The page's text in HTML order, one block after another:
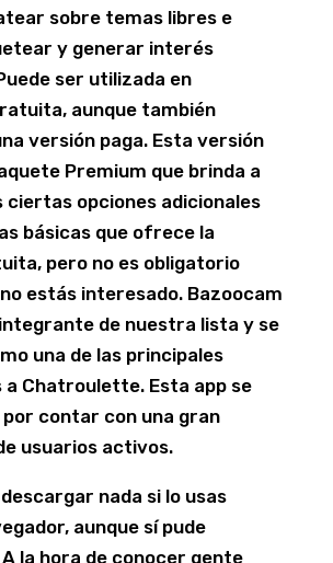
sobre temas libres e
y generar interés
ser utilizada en
aunque también
versión paga. Esta versión
Premium que brinda a
ciertas opciones adicionales
básicas que ofrece la
pero no es obligatorio
estás interesado. Bazoocam
de nuestra lista y se
una de las principales
Chatroulette. Esta app se
contar con una gran
usuarios activos.
nada si lo usas
aunque sí pude
la hora de conocer gente